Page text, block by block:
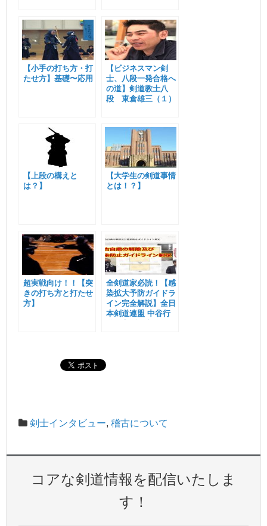
【小手の打ち方・打
たせ方】基礎〜応用
【ビジネスマン剣
士、八段一発合格へ
の道】剣道教士八
段 東倉雄三（１）
【上段の構えと
は？】
【大学生の剣道事情
とは！？】
超実戦向け！！【突
きの打ち方と打たせ
方】
全剣道家必読！【感
染拡大予防ガイドラ
イン完全解説】全日
本剣道連盟 中谷行
剣士インタビュー, 稽古について
コアな剣道情報を配信いたしま
す！